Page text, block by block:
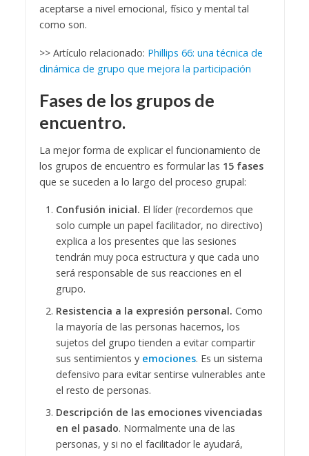
aceptarse a nivel emocional, físico y mental tal
como son.
>> Artículo relacionado: Phillips 66: una técnica de
dinámica de grupo que mejora la participación
Fases de los grupos de
encuentro.
La mejor forma de explicar el funcionamiento de
los grupos de encuentro es formular las 15 fases
que se suceden a lo largo del proceso grupal:
Confusión inicial. El líder (recordemos que
solo cumple un papel facilitador, no directivo)
explica a los presentes que las sesiones
tendrán muy poca estructura y que cada uno
será responsable de sus reacciones en el
grupo.
Resistencia a la expresión personal. Como
la mayoría de las personas hacemos, los
sujetos del grupo tienden a evitar compartir
sus sentimientos y emociones. Es un sistema
defensivo para evitar sentirse vulnerables ante
el resto de personas.
Descripción de las emociones vivenciadas
en el pasado. Normalmente una de las
personas, y si no el facilitador le ayudará,